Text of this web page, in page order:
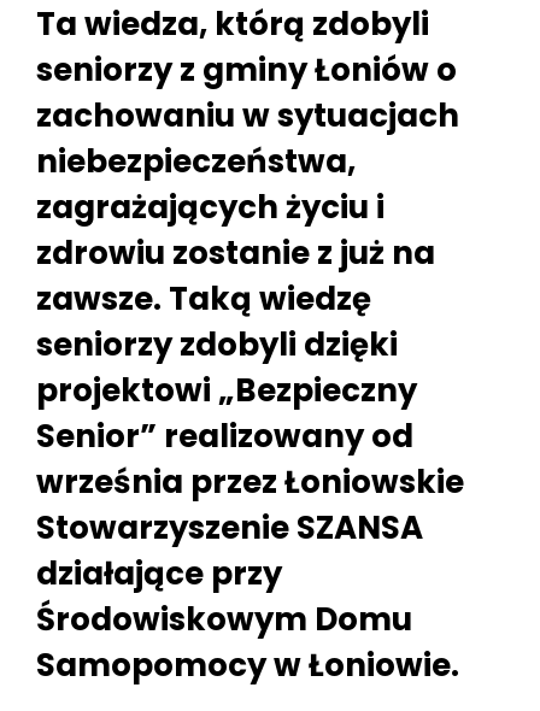
Ta wiedza, którą zdobyli
seniorzy z gminy Łoniów o
zachowaniu w sytuacjach
niebezpieczeństwa,
zagrażających życiu i
zdrowiu zostanie z już na
zawsze. Taką wiedzę
seniorzy zdobyli dzięki
projektowi „Bezpieczny
Senior” realizowany od
września przez Łoniowskie
Stowarzyszenie SZANSA
działające przy
Środowiskowym Domu
Samopomocy w Łoniowie.